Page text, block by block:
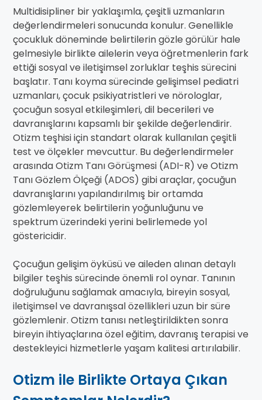
Multidisipliner bir yaklaşımla, çeşitli uzmanların
değerlendirmeleri sonucunda konulur. Genellikle
çocukluk döneminde belirtilerin gözle görülür hale
gelmesiyle birlikte ailelerin veya öğretmenlerin fark
ettiği sosyal ve iletişimsel zorluklar teşhis sürecini
başlatır. Tanı koyma sürecinde gelişimsel pediatri
uzmanları, çocuk psikiyatristleri ve nörologlar,
çocuğun sosyal etkileşimleri, dil becerileri ve
davranışlarını kapsamlı bir şekilde değerlendirir.
Otizm teşhisi için standart olarak kullanılan çeşitli
test ve ölçekler mevcuttur. Bu değerlendirmeler
arasında Otizm Tanı Görüşmesi (ADI-R) ve Otizm
Tanı Gözlem Ölçeği (ADOS) gibi araçlar, çocuğun
davranışlarını yapılandırılmış bir ortamda
gözlemleyerek belirtilerin yoğunluğunu ve
spektrum üzerindeki yerini belirlemede yol
göstericidir.
Çocuğun gelişim öyküsü ve aileden alınan detaylı
bilgiler teşhis sürecinde önemli rol oynar. Tanının
doğruluğunu sağlamak amacıyla, bireyin sosyal,
iletişimsel ve davranışsal özellikleri uzun bir süre
gözlemlenir. Otizm tanısı netleştirildikten sonra
bireyin ihtiyaçlarına özel eğitim, davranış terapisi ve
destekleyici hizmetlerle yaşam kalitesi artırılabilir.
Otizm ile Birlikte Ortaya Çıkan